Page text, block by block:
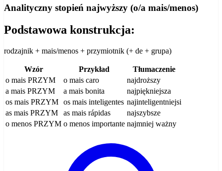
Analityczny stopień najwyższy (o/a mais/menos)
Podstawowa konstrukcja:
rodzajnik + mais/menos + przymiotnik (+ de + grupa)
Wzór Przykład
Tłumaczenie
o mais PRZYM
o mais caro
najdroższy
a mais PRZYM
a mais bonita
najpiękniejsza
os mais PRZYM os mais inteligentes najinteligentniejsi
as mais PRZYM
as mais rápidas
najszybsze
o menos PRZYM o menos importante najmniej ważny